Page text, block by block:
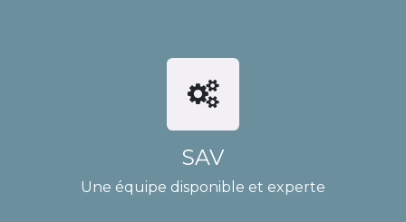
SAV
Une équipe disponible et experte